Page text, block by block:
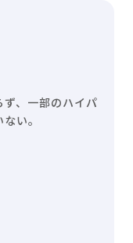
、一部のハイパ
い。